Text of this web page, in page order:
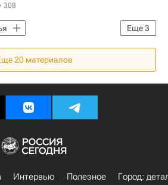
308
Еще3
(Подмосковье)
20 материалов
Интервью Полезное
Город: